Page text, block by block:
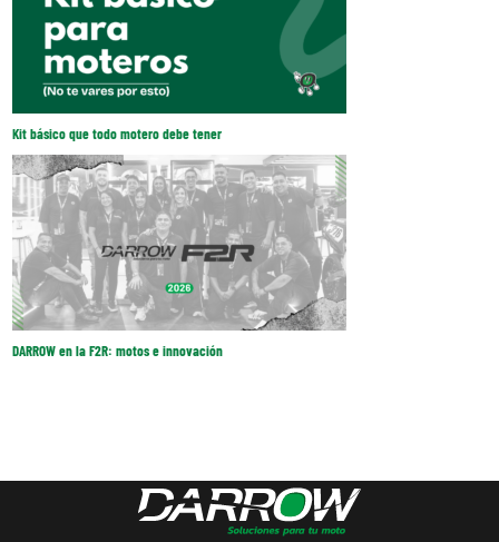
Kit básico que todo motero debe tener
DARROW en la F2R: motos e innovación